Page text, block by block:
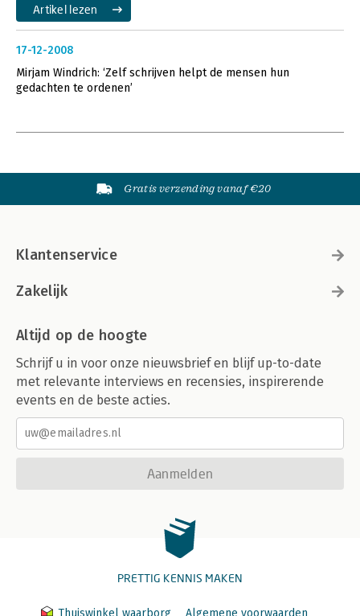
Artikel lezen
17-12-2008
Mirjam Windrich: ‘Zelf schrijven helpt de mensen hun
gedachten te ordenen’
Gratis verzending vanaf €20
Klantenservice
Zakelijk
Altijd op de hoogte
Schrijf u in voor onze nieuwsbrief en blijf up-to-date
met relevante interviews en recensies, inspirerende
events en de beste acties.
Aanmelden
PRETTIG KENNIS MAKEN
Thuiswinkel waarborg Algemene voorwaarden